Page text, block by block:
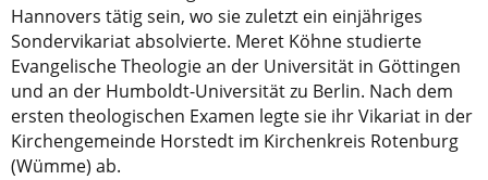
Hannovers tätig sein, wo sie zuletzt ein einjähriges
Sondervikariat absolvierte. Meret Köhne studierte
Evangelische Theologie an der Universität in Göttingen
und an der Humboldt-Universität zu Berlin. Nach dem
ersten theologischen Examen legte sie ihr Vikariat in der
Kirchengemeinde Horstedt im Kirchenkreis Rotenburg
(Wümme) ab.